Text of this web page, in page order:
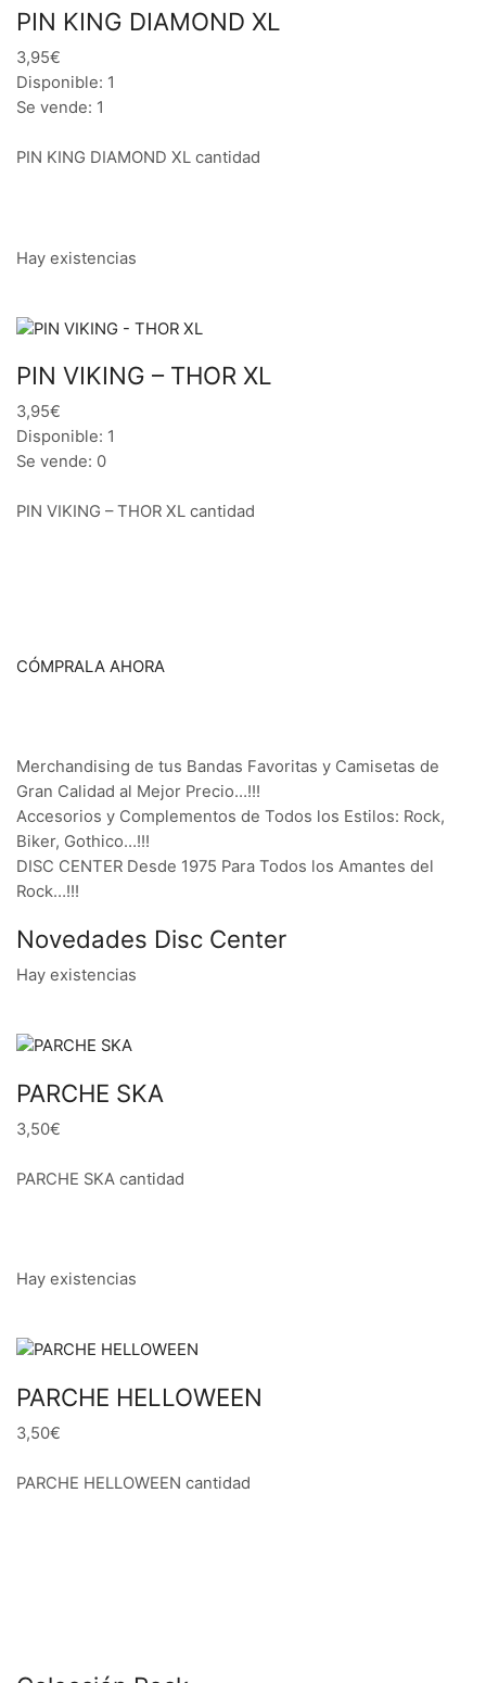
PIN KING DIAMOND XL
3,95€
Disponible: 1
Se vende: 1
PIN KING DIAMOND XL cantidad
Hay existencias
PIN VIKING – THOR XL
3,95€
Disponible: 1
Se vende: 0
PIN VIKING – THOR XL cantidad
CÓMPRALA AHORA
Merchandising de tus Bandas Favoritas y Camisetas de
Gran Calidad al Mejor Precio…!!!
Accesorios y Complementos de Todos los Estilos: Rock,
Biker, Gothico…!!!
DISC CENTER Desde 1975 Para Todos los Amantes del
Rock…!!!
Novedades Disc Center
Hay existencias
PARCHE SKA
3,50€
PARCHE SKA cantidad
Hay existencias
PARCHE HELLOWEEN
3,50€
PARCHE HELLOWEEN cantidad